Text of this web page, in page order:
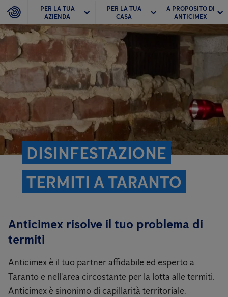
PER LA TUA
AZIENDA
PER LA TUA
CASA
A PROPOSITO DI
ANTICIMEX
DISINFESTAZIONE
TERMITI A TARANTO
Anticimex risolve il tuo problema di
termiti
Anticimex è il tuo partner affidabile ed esperto a
Taranto e nell'area circostante per la lotta alle termiti.
Anticimex è sinonimo di capillarità territoriale,